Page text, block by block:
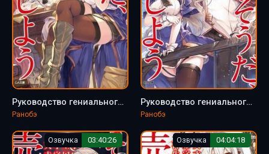
Руководство гениального принца по вызволению страны из долгов (пора и родину продать) 10 - Тоба Тоору
Ранобэ
Руководство гениального принца по вызволению страны из долгов (пора и родину продать) 6 - Тоба Тоору
Ранобэ
Озвучка 03:40:26 Озвучка 04:04:18